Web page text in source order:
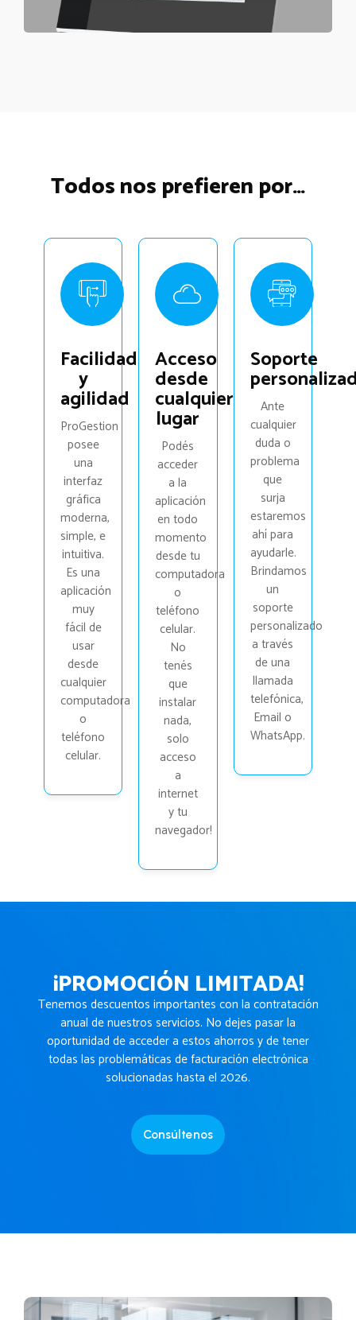
Todos nos prefieren por…
Facilidad
y
agilidad
ProGestion
posee
una
interfaz
gráfica
moderna,
simple, e
intuitiva.
Es una
aplicación
muy
fácil de
usar
desde
cualquier
computadora
o
teléfono
celular.
Acceso
desde
cualquier
lugar
Podés
acceder
a la
aplicación
en todo
momento
desde tu
computadora
o
teléfono
celular.
No
tenés
que
instalar
nada,
solo
acceso
a
internet
y tu
navegador!
Soporte
Ante
cualquier
duda o
problema
que
surja
estaremos
ahí para
ayudarle.
Brindamos
un
soporte
personalizado
a través
de una
llamada
telefónica,
Email o
WhatsApp.
¡PROMOCIÓN LIMITADA!
Tenemos descuentos importantes con la contratación
anual de nuestros servicios. No dejes pasar la
oportunidad de acceder a estos ahorros y de tener
todas las problemáticas de facturación electrónica
solucionadas hasta el 2026.
Consúltenos